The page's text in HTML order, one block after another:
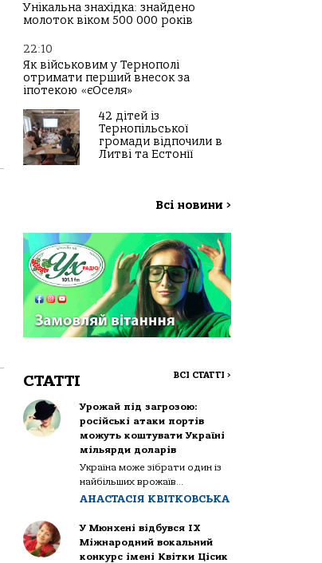
Унікальна знахідка: знайдено
молоток віком 500 000 років
22:10
Як військовим у Тернополі
отримати перший внесок за
іпотекою «єОселя»
42 дітей із
Тернопільської
громади відпочили в
Литві та Естонії
Всі новини >
СТАТТІ ВСІ СТАТТІ >
Урожай під загрозою:
російські атаки портів
можуть коштувати Україні
мільярди доларів
Україна може зібрати один із
найбільших врожаїв...
АНАСТАСІЯ КВІТКОВСЬКА
У Мюнхені відбувся IX
Міжнародний вокальний
конкурс імені Квітки Цісик